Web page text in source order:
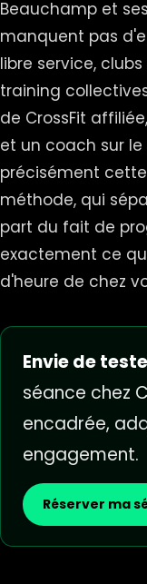
Beauchamp et
manquent pas
libre service,
training
de CrossFit
et un coach sur
précisément
méthode, qui
part du fait de
exactement ce
d'heure de chez
Envie de
séance chez
encadrée,
engagement.
Réserver ma